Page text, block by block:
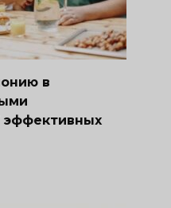
в
эффективных